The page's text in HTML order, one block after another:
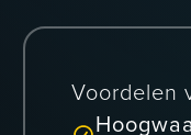
Voordelen